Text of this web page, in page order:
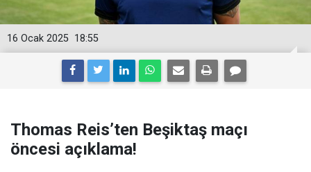
18:55
16 Ocak 2025
Thomas Reis’ten Beşiktaş maçı
öncesi açıklama!